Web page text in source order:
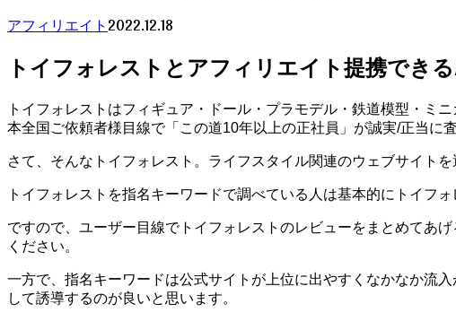
アフィリエイト 2022.12.18
トイフォレストとアフィリエイト提携でき
トイフォレストはフィギュア・ドール・プラモデル・鉄道模型・ミ
本全国ご依頼者様目線で「この道10年以上の正社員」が誠実/正当に
さて、そんなトイフォレスト。ライフスタイル関連のウェブサイト
トイフォレストを指名キーワードで調べている人は基本的にトイフ
ですので、ユーザー目線でトイフォレストのレビューをまとめてあ
ください。
一方で、指名キーワードは公式サイトが上位に出やすくなかなか流
して誘導するのが良いと思います。